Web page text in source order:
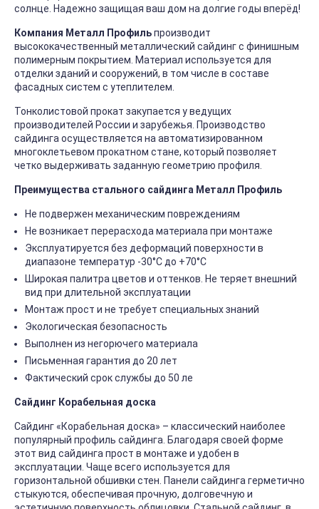
солнце. Надежно защищая ваш дом на долгие годы вперёд!
Компания Металл Профильпроизводит
высококачественный металлический сайдинг с финишным
полимерным покрытием. Материал используется для
отделки зданий и сооружений, в том числе в составе
фасадных систем с утеплителем.
Тонколистовой прокат закупается у ведущих
производителей России и зарубежья. Производство
сайдинга осуществляется на автоматизированном
многоклетьевом прокатном стане, который позволяет
четко выдерживать заданную геометрию профиля.
Преимущества стального сайдинга Металл Профиль
Не подвержен механическим повреждениям
Не возникает перерасхода материала при монтаже
Эксплуатируется без деформаций поверхности в
диапазоне температур -30°C до +70°C
Широкая палитра цветов и оттенков. Не теряет внешний
вид при длительной эксплуатации
Монтаж прост и не требует специальных знаний
Экологическая безопасность
Выполнен из негорючего материала
Письменная гарантия до 20 лет
Фактический срок службы до 50 ле
Сайдинг Корабельная доска
Сайдинг «Корабельная доска» – классический наиболее
популярный профиль сайдинга. Благодаря своей форме
этот вид сайдинга прост в монтаже и удобен в
эксплуатации. Чаще всего используется для
горизонтальной обшивки стен. Панели сайдинга герметично
стыкуются, обеспечивая прочную, долговечную и